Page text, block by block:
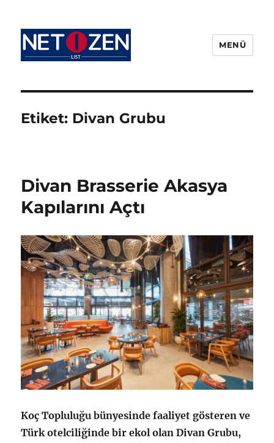
MENÜ
Etiket: Divan Grubu
Divan Brasserie Akasya
Kapılarını Açtı
Koç Topluluğu bünyesinde faaliyet gösteren ve
Türk otelciliğinde bir ekol olan Divan Grubu,